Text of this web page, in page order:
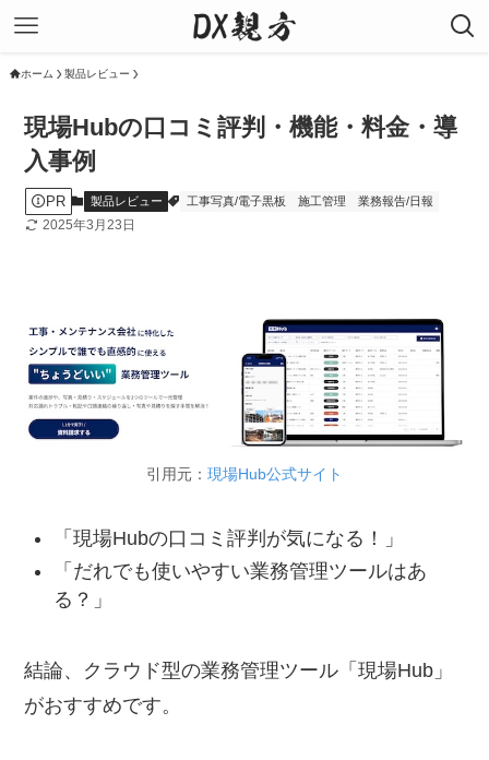
ホーム 製品レビュー
現場Hubの口コミ評判・機能・料金・導
入事例
PR 製品レビュー 工事写真/電子黒板 施工管理 業務報告/日報
2025年3月23日
引用元： 現場Hub公式サイト
「現場Hubの口コミ評判が気になる！」
「だれでも使いやすい業務管理ツールはあ
る？」
結論、クラウド型の業務管理ツール「現場Hub」
がおすすめです。